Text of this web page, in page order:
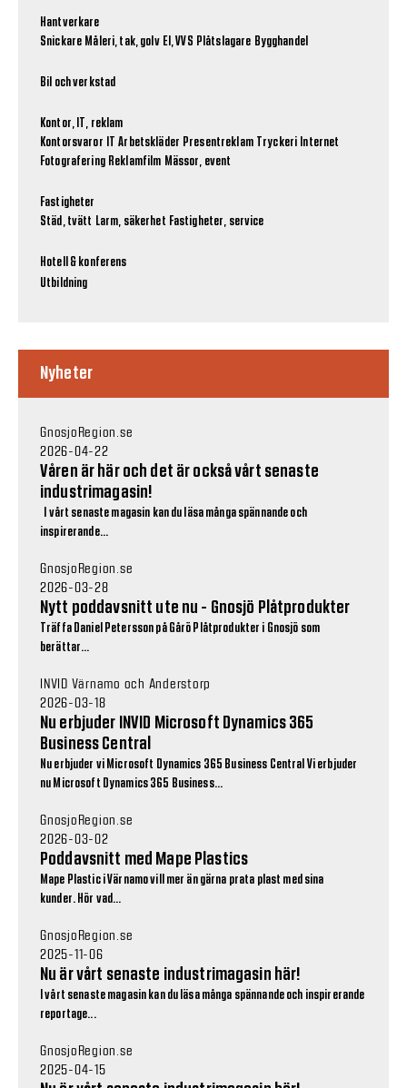
Hantverkare
Snickare Måleri, tak, golv El, VVS Plåtslagare Bygghandel
Bil och verkstad
Kontor, IT, reklam
Kontorsvaror IT Arbetskläder Presentreklam Tryckeri Internet
Fotografering Reklamfilm Mässor, event
Fastigheter
Städ, tvätt Larm, säkerhet Fastigheter, service
Hotell & konferens
Utbildning
Nyheter
GnosjoRegion.se
2026-04-22
Våren är här och det är också vårt senaste
industrimagasin!
I vårt senaste magasin kan du läsa många spännande och
inspirerande...
GnosjoRegion.se
2026-03-28
Nytt poddavsnitt ute nu - Gnosjö Plåtprodukter
Träffa Daniel Petersson på Gårö Plåtprodukter i Gnosjö som
berättar...
INVID Värnamo och Anderstorp
2026-03-18
Nu erbjuder INVID Microsoft Dynamics 365
Business Central
Nu erbjuder vi Microsoft Dynamics 365 Business Central Vi erbjuder
nu Microsoft Dynamics 365 Business...
GnosjoRegion.se
2026-03-02
Poddavsnitt med Mape Plastics
Mape Plastic i Värnamo vill mer än gärna prata plast med sina
kunder. Hör vad...
GnosjoRegion.se
2025-11-06
Nu är vårt senaste industrimagasin här!
I vårt senaste magasin kan du läsa många spännande och inspirerande
reportage...
GnosjoRegion.se
2025-04-15